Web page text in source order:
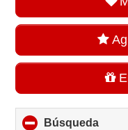
Búsqueda